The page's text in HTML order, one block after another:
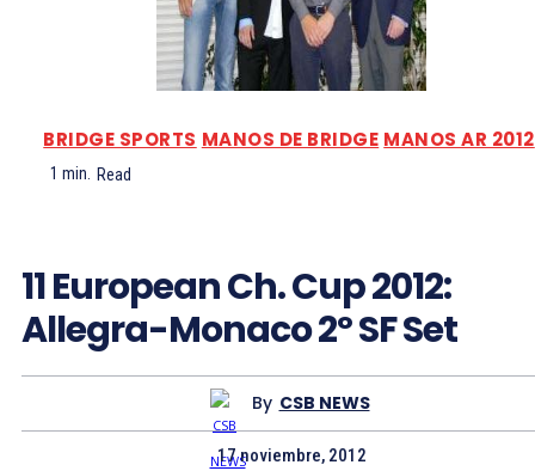
BRIDGE SPORTS MANOS DE BRIDGE MANOS AR 2012
1 min. Read
11 European Ch. Cup 2012:
Allegra-Monaco 2º SF Set
By CSB NEWS
17 noviembre, 2012